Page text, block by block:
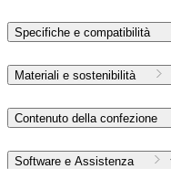
Specifiche e compatibilità
Materiali e sostenibilità
Contenuto della confezione
Software e Assistenza